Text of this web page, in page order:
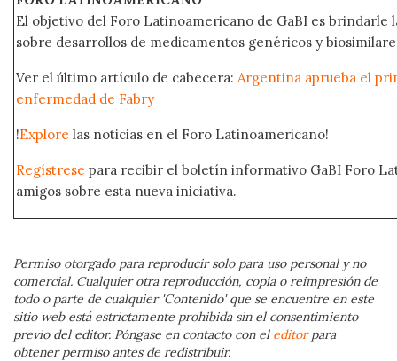
El objetivo del Foro Latinoamericano de GaBI es brindarle
sobre desarrollos de medicamentos genéricos y
Ver el último artículo de cabecera: Argentina aprueba el
enfermedad de Fabry
!Explore las noticias en el Foro Latinoamericano!
Regístrese para recibir el boletín informativo GaBI Foro
amigos sobre esta nueva iniciativa.
Permiso otorgado para reproducir solo para uso personal y no
comercial. Cualquier otra reproducción, copia o reimpresión de
todo o parte de cualquier 'Contenido' que se encuentre en este
sitio web está estrictamente prohibida sin el consentimiento
previo del editor. Póngase en contacto con el editorpara
obtener permiso antes de redistribuir.